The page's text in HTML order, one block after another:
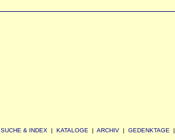
SUCHE & INDEX | KATALOGE | ARCHIV | GEDENKTAGE